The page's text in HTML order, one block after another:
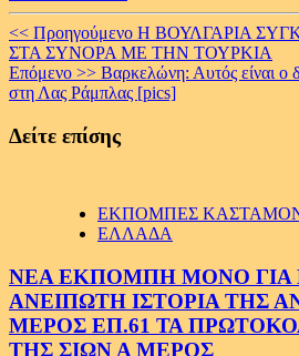
Continue
Reading
<< Προηγούμενο Η ΒΟΥΛΓΑΡΙΑ
ΣΤΑ ΣΥΝΟΡΑ ΜΕ ΤΗΝ ΤΟΥΡΚΙΑ
Επόμενο >> Βαρκελώνη: Αυτός είναι ο
στη Λας Ράμπλας [pics]
Δείτε επίσης
ΕΚΠΟΜΠΕΣ
ΕΛΛΑΔΑ
ΝΕΑ ΕΚΠΟΜΠΗ ΜΟΝΟ
ΑΝΕΙΠΩΤΗ ΙΣΤΟΡΙΑ ΤΗΣ
ΜΕΡΟΣ ΕΠ.61 ΤΑ
ΤΗΣ ΣΙΩΝ Α ΜΕΡΟΣ